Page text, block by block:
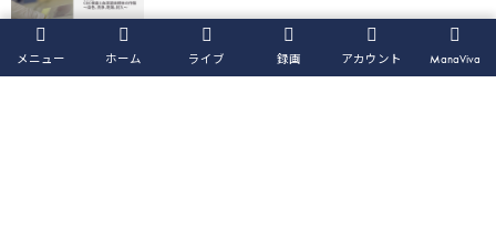
メニュー ホーム ライブ 録画 アカウント ManaViva